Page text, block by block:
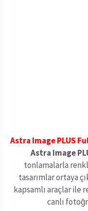
Astra Image PLUS
Astra Image
tonlamalarla
tasarımlar ortaya
kapsamlı araçlar ile
canlı